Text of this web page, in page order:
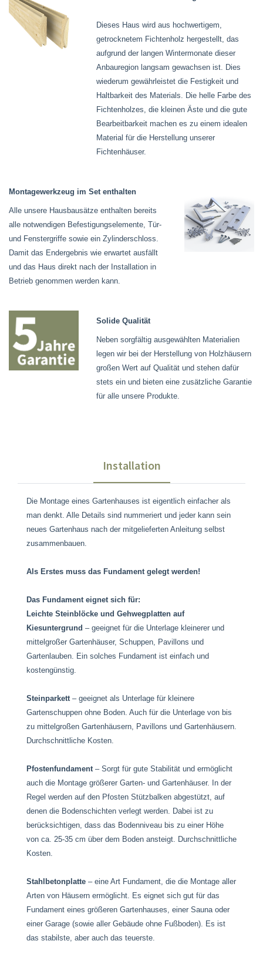
Dieses Haus wird aus hochwertigem,
getrocknetem Fichtenholz hergestellt, das
aufgrund der langen Wintermonate dieser
Anbauregion langsam gewachsen ist. Dies
wiederum gewährleistet die Festigkeit und
Haltbarkeit des Materials. Die helle Farbe des
Fichtenholzes, die kleinen Äste und die gute
Bearbeitbarkeit machen es zu einem idealen
Material für die Herstellung unserer
Fichtenhäuser.
Montagewerkzeug im Set enthalten
Alle unsere Hausbausätze enthalten bereits
alle notwendigen Befestigungselemente, Tür-
und Fenstergriffe sowie ein Zylinderschloss.
Damit das Endergebnis wie erwartet ausfällt
und das Haus direkt nach der Installation in
Betrieb genommen werden kann.
Solide Qualität
Neben sorgfältig ausgewählten Materialien
legen wir bei der Herstellung von Holzhäusern
großen Wert auf Qualität und stehen dafür
stets ein und bieten eine zusätzliche Garantie
für alle unsere Produkte.
Installation
Die Montage eines Gartenhauses ist eigentlich einfacher als
man denkt. Alle Details sind nummeriert und jeder kann sein
neues Gartenhaus nach der mitgelieferten Anleitung selbst
zusammenbauen.
Als Erstes muss das Fundament gelegt werden!
Das Fundament eignet sich für:
Leichte Steinblöcke und Gehwegplatten auf
Kiesuntergrund – geeignet für die Unterlage kleinerer und
mittelgroßer Gartenhäuser, Schuppen, Pavillons und
Gartenlauben. Ein solches Fundament ist einfach und
kostengünstig.
Steinparkett– geeignet als Unterlage für kleinere
Gartenschuppen ohne Boden. Auch für die Unterlage von bis
zu mittelgroßen Gartenhäusern, Pavillons und Gartenhäusern.
Durchschnittliche Kosten.
Pfostenfundament– ​​Sorgt für gute Stabilität und ermöglicht
auch die Montage größerer Garten- und Gartenhäuser. In der
Regel werden auf den Pfosten Stützbalken abgestützt, auf
denen die Bodenschichten verlegt werden. Dabei ist zu
berücksichtigen, dass das Bodenniveau bis zu einer Höhe
von ca. 25-35 cm über dem Boden ansteigt. Durchschnittliche
Kosten.
Stahlbetonplatte – eine Art Fundament, die die Montage aller
Arten von Häusern ermöglicht. Es eignet sich gut für das
Fundament eines größeren Gartenhauses, einer Sauna oder
einer Garage (sowie aller Gebäude ohne Fußboden). Es ist
das stabilste, aber auch das teuerste.